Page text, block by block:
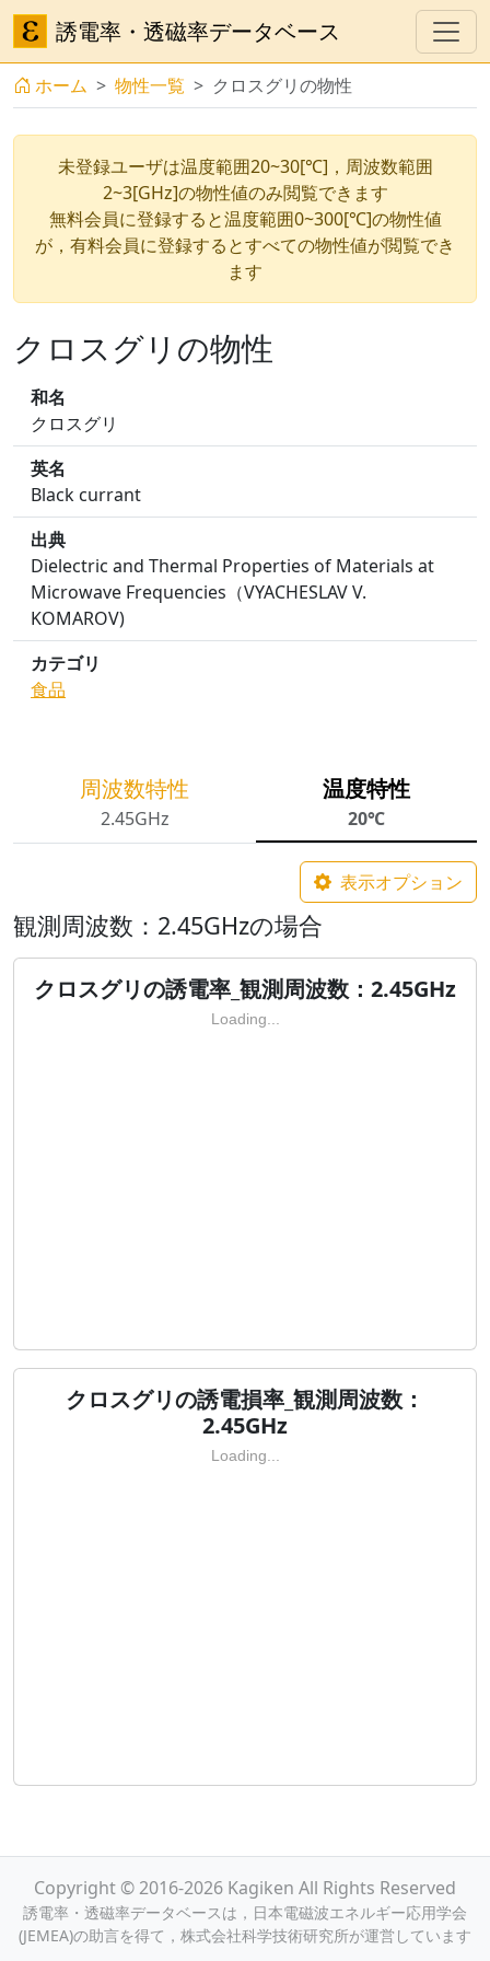
誘電率・透磁率データベース
ホーム 物性一覧 クロスグリの物性
未登録ユーザは温度範囲20~30[℃]，周波数範囲
2~3[GHz]の物性値のみ閲覧できます
無料会員に登録すると温度範囲0~300[℃]の物性値
が，有料会員に登録するとすべての物性値が閲覧でき
ます
クロスグリの物性
和名
クロスグリ
英名
Black currant
出典
Dielectric and Thermal Properties of Materials at
Microwave Frequencies（VYACHESLAV V.
KOMAROV)
カテゴリ
食品
周波数特性
2.45GHz
温度特性
20℃
表示オプション
観測周波数：2.45GHzの場合
クロスグリの誘電率_観測周波数：2.45GHz
Loading...
クロスグリの誘電損率_観測周波数：
2.45GHz
Loading...
Copyright © 2016-2026 Kagiken All Rights Reserved
誘電率・透磁率データベースは，日本電磁波エネルギー応用学会
(JEMEA)の助言を得て，株式会社科学技術研究所が運営しています